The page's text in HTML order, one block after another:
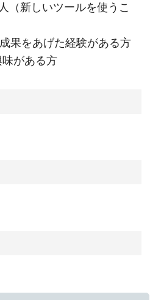
（新しいツールを使うこ
果をあげた経験がある方
がある方